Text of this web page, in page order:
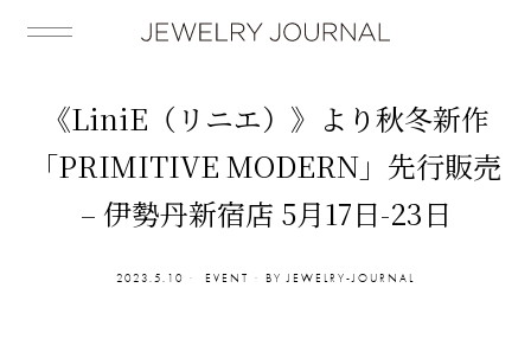
《LiniE（リニエ）》より秋冬新作
「PRIMITIVE MODERN」先行販売
– 伊勢丹新宿店 5月17日-23日
2023.5.10 EVENT BY JEWELRY-JOURNAL